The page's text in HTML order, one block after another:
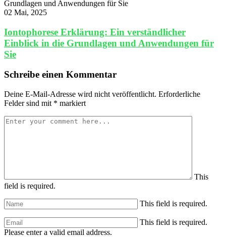
02 Mai, 2025
Iontophorese Erklärung: Ein verständlicher
Einblick in die Grundlagen und Anwendungen für
Sie
Schreibe einen Kommentar
Deine E-Mail-Adresse wird nicht veröffentlicht. Erforderliche
Felder sind mit * markiert
This
field is required.
This field is required.
This field is required.
Please enter a valid email address.